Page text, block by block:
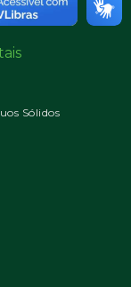
Sólidos